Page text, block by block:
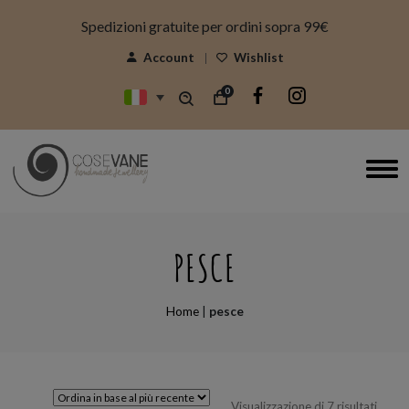
Spedizioni gratuite per ordini sopra 99€
Account Wishlist
0
PESCE
Home| pesce
Visualizzazione di 7 risultati